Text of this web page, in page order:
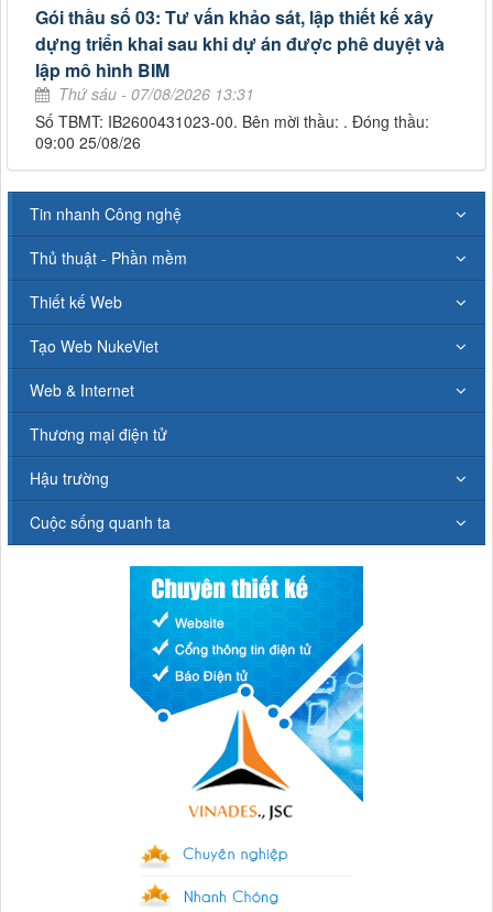
Gói thầu số 03: Tư vấn khảo sát, lập thiết kế xây
dựng triển khai sau khi dự án được phê duyệt và
lập mô hình BIM
Thứ sáu - 07/08/2026 13:31
Số TBMT: IB2600431023-00. Bên mời thầu: . Đóng thầu:
09:00 25/08/26
Tin nhanh Công nghệ
Thủ thuật - Phần mềm
Thiết kế Web
Tạo Web NukeViet
Web & Internet
Thương mại điện tử
Hậu trường
Cuộc sống quanh ta